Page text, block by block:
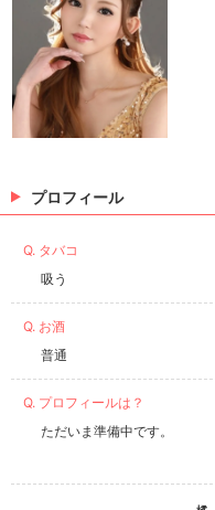
ださい。
プロフィール
Q. タバコ
吸う
Q. お酒
普通
Q. プロフィールは？
ただいま準備中です。